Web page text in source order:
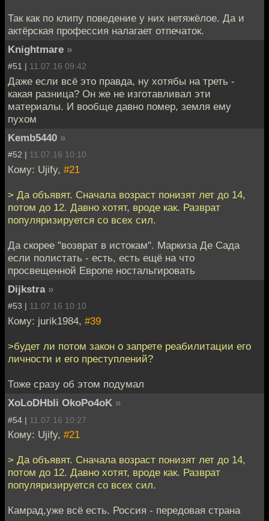
Так как по клипу поведение у них нетяжёлое. Да и
актёрская профессия налагает отпечаток.
Knightmare »
#51 | 11.07.16 09:42
Даже если всё это правда, ну хотябы на треть -
какая разница? Он же не изготавливал эти
материалы. И вообще давно помер, земля ему
пухом
Kemb5440 »
#52 | 11.07.16 10:10
Кому: Ujify, #21
> Да объявят. Сначала возраст понизят лет до 14,
потом до 12. Давно хотят, вроде как. Разврат
популяризируется со всех сил.
Да скорее "возврат в истокам". Маркиза Де Сада
если полистать - есть, есть ещё на что
просвещенной Европе ностальгировать
Dijkstra »
#53 | 11.07.16 10:10
Кому: jurik1984, #39
>будет ли потом закон о запрете реабилитации его
личности и его преступлений?
Тоже сразу об этом подумал
XoLoDHbIi OkoPo4oK »
#54 | 11.07.16 10:27
Кому: Ujify, #21
> Да объявят. Сначала возраст понизят лет до 14,
потом до 12. Давно хотят, вроде как. Разврат
популяризируется со всех сил.
Камрад,уже всё есть. Россия - передовая страна